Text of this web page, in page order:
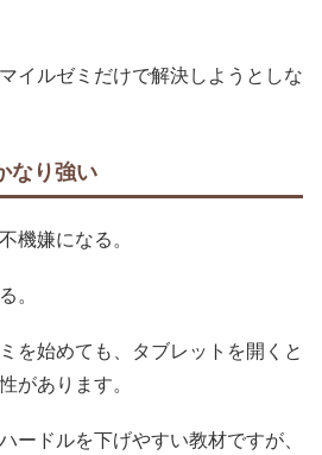
イルゼミだけで解決しようとしな
なり強い
機嫌になる。
。
を始めても、タブレットを開くと
があります。
ードルを下げやすい教材ですが、